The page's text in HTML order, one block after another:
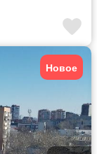
Новое